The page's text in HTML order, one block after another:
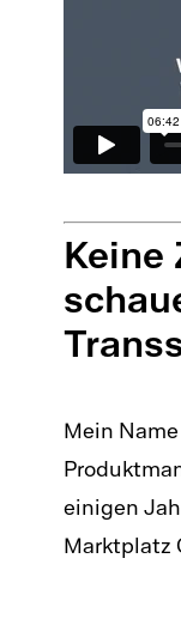
Keine
Mein
einigen
Marktplatz